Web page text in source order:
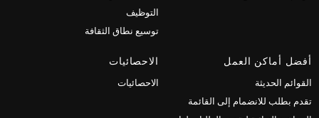
التوظيف
توسيع نطاق الثقافة
أفضل أماكن العمل
القوائم الحديثة
تقدم بطلب للانضمام إلى القائمة
الاحصائيات
الاحصائيات